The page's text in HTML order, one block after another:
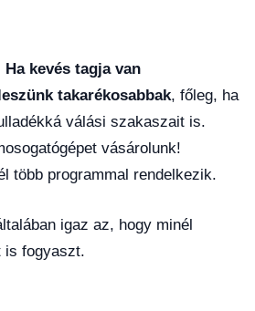
Ha kevés tagja van
takarékosabbak, főleg, ha
válási szakaszait is.
vásárolunk!
több programmal rendelkezik.
igaz az, hogy minél
is fogyaszt.